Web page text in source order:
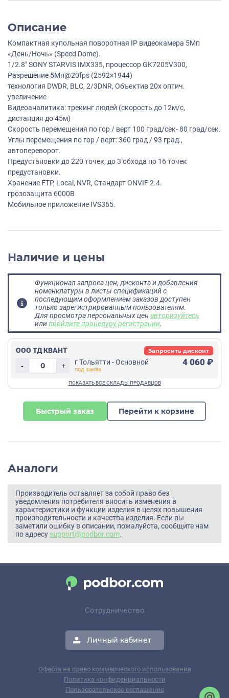
Описание
Компактная купольная поворотная IP видеокамера 5Мп
«День/Ночь» (Speed Dome).
1/2.8" SONY STARVIS IMX335, процессор GK7205V300,
Разрешение 5Мп@20fps (2592×1944)
технология DWDR, BLC, 2/3DNR, Объектив 20х оптич.
увеличение
Видеоаналитика: трекинг людей (скорость до 12м/с,
дистанция до 45м)
Скорость перемещения по гор / верт 100 град/сек- 80 град/сек.
Углы перемещения по гор / верт: 360 град / 93 град.,
автопереворот.
Предустановки до 220 точек, до 3 обхода по 16 точек
предустановки.
Хранение FTP, Local, NVR, Стандарт ONVIF 2.4.
грозозащита 6000В
Мобильное приложение IVS365.
Наличие и цены
Функционал запроса цен, дисконта и добавления
номенклатуры в листы спецификаций с
последующим оформлением заказов доступен
только зарегистрированным пользователям.
Для просмотра персональных ценавторизуйтесь
илипройдите процедуру регистрации.
ООО ТД КВАНТ
-
+ г Тольятти - Основной 4 060 ₽
Запросить дисконт
Быстрый заказ Перейти к корзине
Аналоги
Производитель оставляет за собой право без
уведомления потребителя вносить изменения в
характеристики и функции изделия в целях повышения
производительности и качества изделия. Если вы
заметили ошибку в описании, пожалуйста, сообщите нам
по адресу support@podbor.com.
Сотрудничество
Личный кабинет
Оферта на право коммерческого использования
Политика конфиденциальности
Пользовательское соглашение